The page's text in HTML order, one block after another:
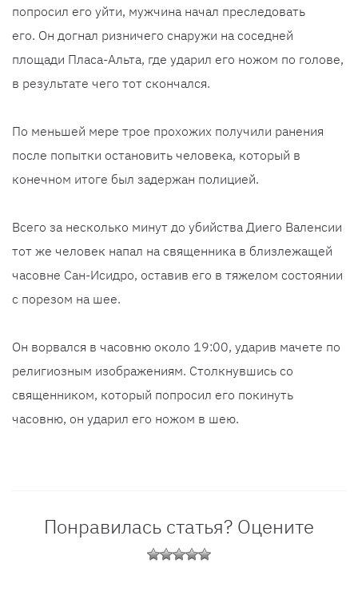
попросил его уйти, мужчина начал преследовать
его. Он догнал ризничего снаружи на соседней
площади Пласа-Альта, где ударил его ножом по голове,
в результате чего тот скончался.
По меньшей мере трое прохожих получили ранения
после попытки остановить человека, который в
конечном итоге был задержан полицией.
Всего за несколько минут до убийства Диего Валенсии
тот же человек напал на священника в близлежащей
часовне Сан-Исидро, оставив его в тяжелом состоянии
с порезом на шее.
Он ворвался в часовню около 19:00, ударив мачете по
религиозным изображениям. Столкнувшись со
священником, который попросил его покинуть
часовню, он ударил его ножом в шею.
Понравилась статья? Оцените